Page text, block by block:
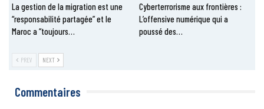
La gestion de la migration est une
“responsabilité partagée” et le
Maroc a “toujours…
Cyberterrorisme aux frontières :
L’offensive numérique qui a
poussé des…
PREV NEXT
Commentaires